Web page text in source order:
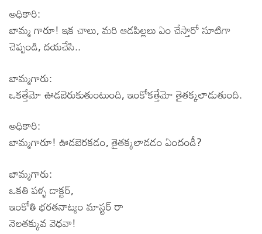
అధికారి:
బామ్మ గారూ! ఇక చాలు, మరి ఆడపిల్లలు ఏం చేస్తారో సూటిగా
చెప్పండి, దయచేసి..
బామ్మగారు:
ఒకత్తేమో ఊడబెరుకుతుంటుంది, ఇంకోకత్తేమో తైతక్కలాడుతుంది.
అధికారి:
బామ్మగారూ! ఊడబెరకడం, తైతక్కలాడడం ఏందండీ?
బామ్మగారు:
ఒకతి పళ్ళ డాక్టర్,
ఇంకోతి భరతనాట్యం మాస్టర్ రా
నెలతక్కువ వెధవా!